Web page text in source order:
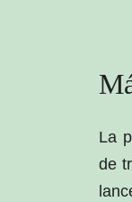
La
de